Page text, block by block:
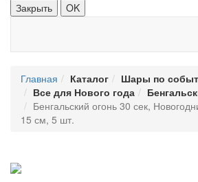
Закрыть OK
Главная Каталог
Шары по
Все для Нового года
Бенгальский огонь 30 сек,
15 см, 5 шт.